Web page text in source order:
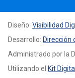
Diseño: Visibilidad
Desarrollo: Dirección
Administrado por la
Utilizando el Kit Digital